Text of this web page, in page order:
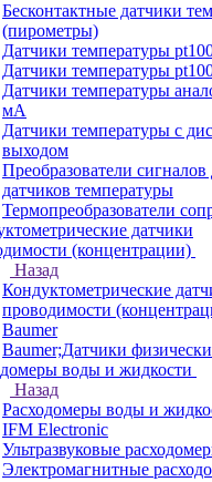
Бесконтактные датчики
(пирометры)
Датчики температуры
Датчики температуры
Датчики температуры
мА
Датчики температуры с
выходом
Преобразователи сигналов
датчиков температуры
Термопреобразователи
датчики
(концентрации)
Назад
Кондуктометрические
проводимости
Baumer
Baumer;Датчики
воды и жидкости
Назад
Расходомеры воды и
IFM Electronic
Ультразвуковые
Электромагнитные